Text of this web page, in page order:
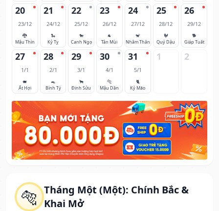
🐅 Tháng Một (Một): Chính Bắc &
Khai Mở
20
23/12
🐉
Mậu Thìn
21
24/12
🐍
Kỷ Tỵ
22
25/12
🐎
Canh Ngọ
23
26/12
🐐
Tân Mùi
24
27/12
🐒
Nhâm Thân
25
28/12
🐓
Quý Dậu
26
29/12
🐕
Giáp Tuất
27
1/1
🐖
Ất Hợi
28
2/1
🐀
Bính Tý
29
3/1
🐂
Đinh Sửu
30
4/1
🐅
Mậu Dần
31
5/1
🐈
Kỷ Mão
1 2